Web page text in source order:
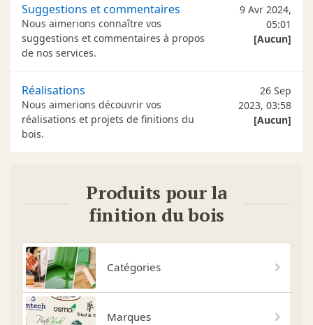
Suggestions et commentaires
Nous aimerions connaître vos
suggestions et commentaires à propos
de nos services.
9 Avr 2024,
05:01
[Aucun]
Réalisations
Nous aimerions découvrir vos
réalisations et projets de finitions du
bois.
26 Sep
2023, 03:58
[Aucun]
Produits pour la
finition du bois
Catégories
Marques